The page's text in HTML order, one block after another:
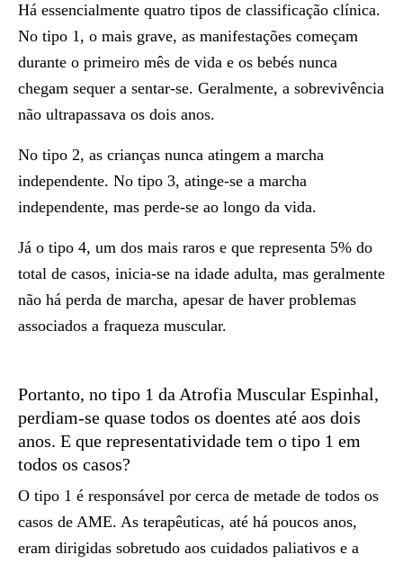
Há essencialmente quatro tipos de classificação clínica.
No tipo 1, o mais grave, as manifestações começam
durante o primeiro mês de vida e os bebés nunca
chegam sequer a sentar-se. Geralmente, a sobrevivência
não ultrapassava os dois anos.
No tipo 2, as crianças nunca atingem a marcha
independente. No tipo 3, atinge-se a marcha
independente, mas perde-se ao longo da vida.
Já o tipo 4, um dos mais raros e que representa 5% do
total de casos, inicia-se na idade adulta, mas geralmente
não há perda de marcha, apesar de haver problemas
associados a fraqueza muscular.
Portanto, no tipo 1 da Atrofia Muscular Espinhal,
perdiam-se quase todos os doentes até aos dois
anos. E que representatividade tem o tipo 1 em
todos os casos?
O tipo 1 é responsável por cerca de metade de todos os
casos de AME. As terapêuticas, até há poucos anos,
eram dirigidas sobretudo aos cuidados paliativos e a